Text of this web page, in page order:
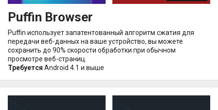
Puffin Browser
Puffin использует запатентованный алгоритм сжатия для
передачи веб-данных на ваше устройство, вы можете
сохранить до 90% скорости обработки при обычном
просмотре веб-страниц.
Требуется Android 4.1 и выше